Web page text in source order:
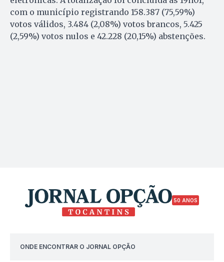
com o município registrando 158.387 (75,59%)
votos válidos, 3.484 (2,08%) votos brancos, 5.425
(2,59%) votos nulos e 42.228 (20,15%) abstenções.
50 ANOS
ONDE ENCONTRAR O JORNAL OPÇÃO